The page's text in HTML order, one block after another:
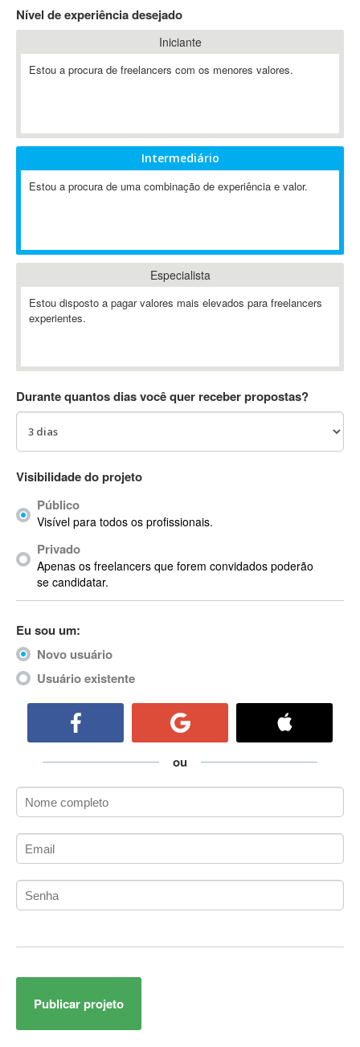
802.11
A&P
A2Billing
ABAP
ABBYY FineReader
Ableton Live
Abstract
Abstract Window Toolkit (AWT)
AC Drives
ACARS
AccountMate
Acrobat
Acrobat X
Acronis
ACT
ActionScript
ActionScript 3
Active Directory
ActiveX Data Objects (ADO)
ADK
Administração Acadêmica
Administração de Artistas e Repertórios
Administração de Banco de Dados
Administração de Redes
Administrador de Sistemas
Adobe After Effects
Adobe AIR
Nível de experiência desejado
Iniciante
Estou a procura de freelancers com os menores valores.
Intermediário
Estou a procura de uma combinação de experiência e valor.
Especialista
Estou disposto a pagar valores mais elevados para freelancers
experientes.
Durante quantos dias você quer receber propostas?
Visibilidade do projeto
Público
Visível para todos os profissionais.
Privado
Apenas os freelancers que forem convidados poderão
se candidatar.
Eu sou um:
Novo usuário
Usuário existente
ou
Publicar projeto